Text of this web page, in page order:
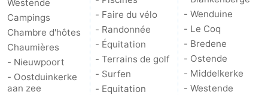
Westende
Campings
Chambre d'hôtes
Chaumières
- Nieuwpoort
- Oostduinkerke
aan zee
- Faire du vélo
- Randonnée
- Équitation
- Terrains de golf
- Surfen
- Equitation
- Wenduine
- Le Coq
- Bredene
- Ostende
- Middelkerke
- Westende